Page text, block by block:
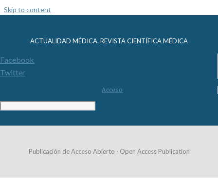
Skip to content
ACTUALIDAD MÉDICA. REVISTA CIENTÍFICA MÉDICA
Facebook
Twitter
Acceso
Publicación de Acceso Abierto · Open Access Publication